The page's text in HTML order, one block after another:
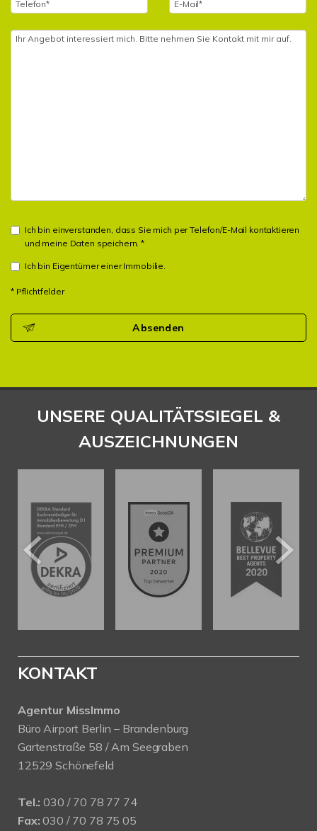
Ich bin einverstanden, dass Sie mich per Telefon/E-Mail kontaktieren
und meine Daten speichern. *
Ich bin Eigentümer einer Immobilie.
* Pflichtfelder
Absenden
UNSERE QUALITÄTSSIEGEL &
AUSZEICHNUNGEN
KONTAKT
Agentur MissImmo
Büro Airport Berlin – Brandenburg
Gartenstraße 58 / Am Seegraben
12529 Schönefeld
Tel.: 030 / 70 78 77 74
Fax: 030 / 70 78 75 05